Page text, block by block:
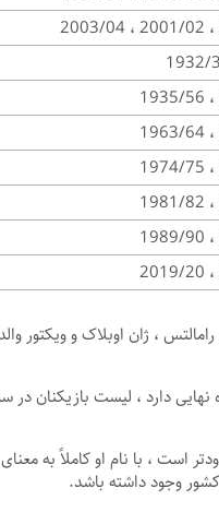
رامالتس ، ژان اوبلاک و ویکتور
است ، با نام او کاملاً به
کشور وجود داشته باشد.